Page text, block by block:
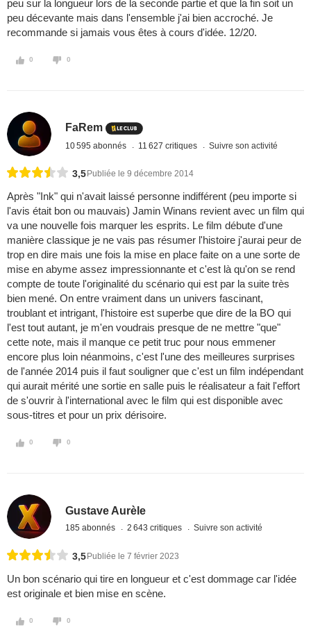
peu sur la longueur lors de la seconde partie et que la fin soit un
peu décevante mais dans l'ensemble j'ai bien accroché. Je
recommande si jamais vous êtes à cours d'idée. 12/20.
0 0
FaRem
10 595 abonnés 11 627 critiques Suivre son activité
3,5 Publiée le 9 décembre 2014
Après "Ink" qui n'avait laissé personne indifférent (peu importe si
l'avis était bon ou mauvais) Jamin Winans revient avec un film qui
va une nouvelle fois marquer les esprits. Le film débute d'une
manière classique je ne vais pas résumer l'histoire j'aurai peur de
trop en dire mais une fois la mise en place faite on a une sorte de
mise en abyme assez impressionnante et c'est là qu'on se rend
compte de toute l'originalité du scénario qui est par la suite très
bien mené. On entre vraiment dans un univers fascinant,
troublant et intrigant, l'histoire est superbe que dire de la BO qui
l'est tout autant, je m'en voudrais presque de ne mettre "que"
cette note, mais il manque ce petit truc pour nous emmener
encore plus loin néanmoins, c'est l'une des meilleures surprises
de l'année 2014 puis il faut souligner que c'est un film indépendant
qui aurait mérité une sortie en salle puis le réalisateur a fait l'effort
de s'ouvrir à l'international avec le film qui est disponible avec
sous-titres et pour un prix dérisoire.
0 0
Gustave Aurèle
185 abonnés 2 643 critiques Suivre son activité
3,5 Publiée le 7 février 2023
Un bon scénario qui tire en longueur et c'est dommage car l'idée
est originale et bien mise en scène.
0 0